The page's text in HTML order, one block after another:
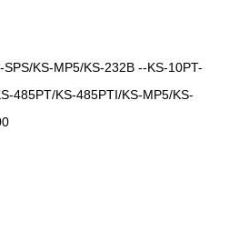
KS-MP5/KS-232B --KS-10PT-
485PT/KS-485PTI/KS-MP5/KS-